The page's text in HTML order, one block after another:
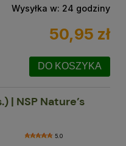
Wysyłka w: 24 godziny
50,95 zł
DO KOSZYKA
| NSP Nature’s
5.0